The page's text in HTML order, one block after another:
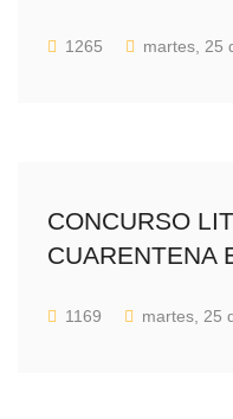
1265 martes, 25
CONCURSO
CUARENTENA
1169 martes, 25